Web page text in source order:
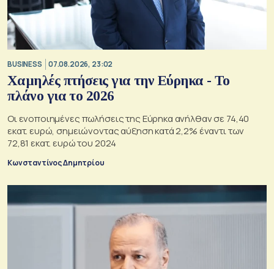
BUSINESS 07.08.2026, 23:02
Χαμηλές πτήσεις για την Εύρηκα - Το
πλάνο για το 2026
Οι ενοποιημένες πωλήσεις της Εύρηκα ανήλθαν σε 74,40
εκατ. ευρώ, σημειώνοντας αύξηση κατά 2,2% έναντι των
72,81 εκατ. ευρώ του 2024
Κωνσταντίνος Δημητρίου